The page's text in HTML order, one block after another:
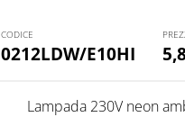
0212LDW/E10HI
Lampada 230V neon